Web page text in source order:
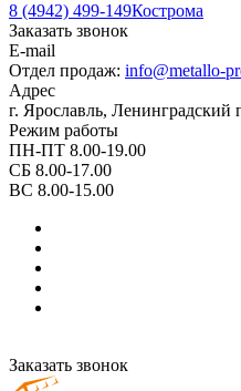
8 (4942) 499-149Кострома
Заказать звонок
E-mail
Отдел продаж: info@metallo-
Адрес
г. Ярославль, Ленинградский
Режим работы
ПН-ПТ 8.00-19.00
СБ 8.00-17.00
ВС 8.00-15.00
Заказать звонок